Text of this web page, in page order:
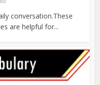
conversation.These
are helpful for...